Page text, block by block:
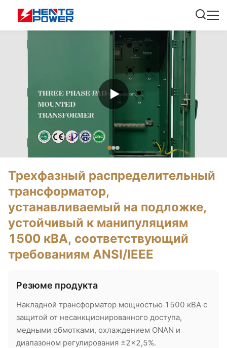
Трехфазный распределительный
трансформатор,
устанавливаемый на подложке,
устойчивый к манипуляциям
1500 кВА, соответствующий
требованиям ANSI/IEEE
Резюме продукта
Накладной трансформатор мощностью 1500 кВА с
защитой от несанкционированного доступа,
медными обмотками, охлаждением ONAN и
диапазоном регулирования ±2×2,5%.